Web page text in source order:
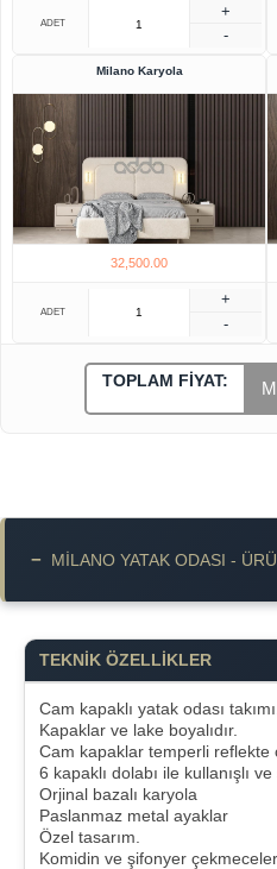
ADET
+
-
Milano Karyola
32,500.00
ADET
+
-
TOPLAM FIYAT:
− MİLANO YATAK ODASI -
TEKNİK ÖZELLİKLER
Cam kapaklı yatak odası takımı.
Kapaklar ve lake boyalıdır.
Cam kapaklar temperli reflekte
6 kapaklı dolabı ile kullanışlı ve
Orjinal bazalı karyola
Paslanmaz metal ayaklar
Özel tasarım.
Komidin ve şifonyer